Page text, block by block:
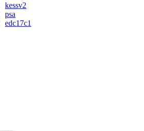
kessv2
psa
edc17c1